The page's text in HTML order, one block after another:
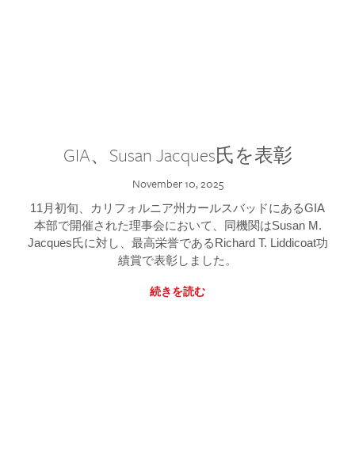
GIA、Susan Jacques氏を表彰
November 10, 2025
11月初旬、カリフォルニア州カールスバッドにあるGIA
本部で開催された理事会において、同機関はSusan M.
Jacques氏に対し、最高栄誉であるRichard T. Liddicoat功
績賞で表彰しました。
続きを読む